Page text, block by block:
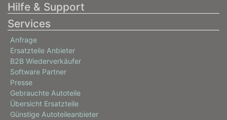
Hilfe & Support
Services
Anfrage
Ersatzteile Anbieter
B2B Wiederverkäufer
Software Partner
Presse
Gebrauchte Autoteile
Übersicht Ersatzteile
Günstige Autoteileanbieter